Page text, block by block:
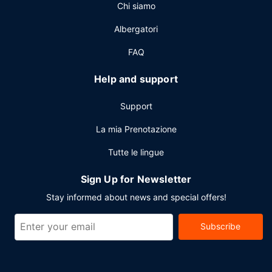
a pagamento tutti i giorni dalle ore 06:30 alle ore 11:00.
Potrai usufruire di un business center aperto 24 ore su 24,
reception aperta 24 ore su 24. Stai pianificando un evento
a Bal Harbour? Presso un hotel avrai a disposizione 1640
Chi siamo
Albergatori
FAQ
Help and support
Support
La mia Prenotazione
Tutte le lingue
Sign Up for Newsletter
Stay informed about news and special offers!
Subscribe